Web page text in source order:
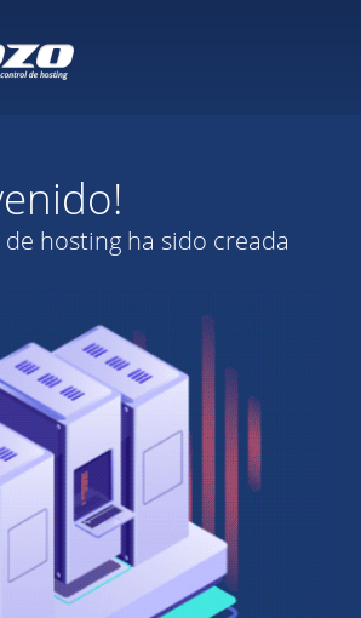
hosting ha sido creada